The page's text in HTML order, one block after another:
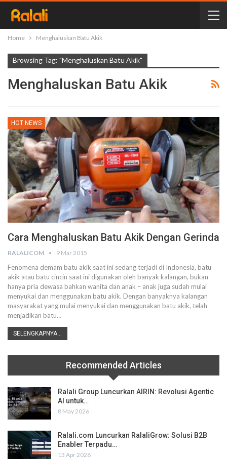
Home Menghaluskan Batu Akik
Browsing Tag: "Menghaluskan Batu Akik"
Menghaluskan Batu Akik
HOT NEWS
Cara Menghaluskan Batu Akik Dengan Gerinda
RALALICOM 9 Mar 2015
Fenomena demam batu akik saat ini sedang terjadi di Indonesia, batu
akik atau batu cincin saat ini digunakan oleh banyak kalangan, bukan
hanya pria dewasa bahkan wanita dan anak – anak juga sudah mulai
menyukai dan menggunakan batu akik. Dengan banyaknya kalangan
masyarakat yang mulai menyukai dan menggunakan batu akik, telah
menjadikan batu…
SELENGKAPNYA...
Recommended Articles
Ralali Group Luncurkan AIRIN: Revolusi Agentic
AI untuk…
8 May 2026
Ralali.com Luncurkan RalaliGrow: Solusi B2B
Enabler Terpadu…
13 Apr 2026